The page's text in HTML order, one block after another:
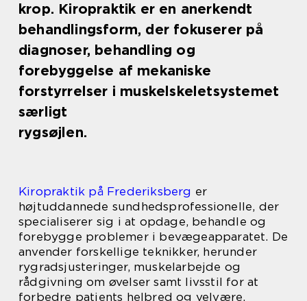
krop. Kiropraktik er en anerkendt
behandlingsform, der fokuserer på
diagnoser, behandling og
forebyggelse af mekaniske
forstyrrelser i muskelskeletsystemet
særligt
rygsøjlen.
Kiropraktik på Frederiksberg er
højtuddannede sundhedsprofessionelle, der
specialiserer sig i at opdage, behandle og
forebygge problemer i bevægeapparatet. De
anvender forskellige teknikker, herunder
rygradsjusteringer, muskelarbejde og
rådgivning om øvelser samt livsstil for at
forbedre patients helbred og velvære.